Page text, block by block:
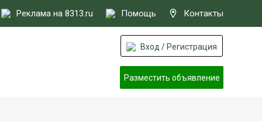
Реклама на 8313.ru Помощь Контакты
Вход / Регистрация
Разместить объявление